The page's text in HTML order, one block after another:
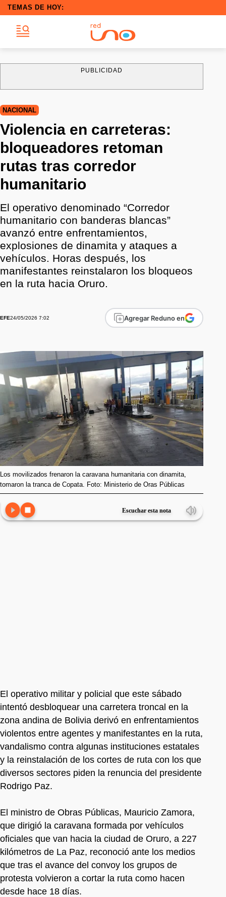
TEMAS DE HOY:
PUBLICIDAD
NACIONAL
Violencia en carreteras:
bloqueadores retoman
rutas tras corredor
humanitario
El operativo denominado “Corredor
humanitario con banderas blancas”
avanzó entre enfrentamientos,
explosiones de dinamita y ataques a
vehículos. Horas después, los
manifestantes reinstalaron los bloqueos
en la ruta hacia Oruro.
EFE24/05/2026 7:02 Agregar Reduno en
Los movilizados frenaron la caravana humanitaria con dinamita,
tomaron la tranca de Copata. Foto: Ministerio de Oras Públicas
Escuchar esta nota
El operativo militar y policial que este sábado
intentó desbloquear una carretera troncal en la
zona andina de Bolivia derivó en enfrentamientos
violentos entre agentes y manifestantes en la ruta,
vandalismo contra algunas instituciones estatales
y la reinstalación de los cortes de ruta con los que
diversos sectores piden la renuncia del presidente
Rodrigo Paz.
El ministro de Obras Públicas, Mauricio Zamora,
que dirigió la caravana formada por vehículos
oficiales que van hacia la ciudad de Oruro, a 227
kilómetros de La Paz, reconoció ante los medios
que tras el avance del convoy los grupos de
protesta volvieron a cortar la ruta como hacen
desde hace 18 días.